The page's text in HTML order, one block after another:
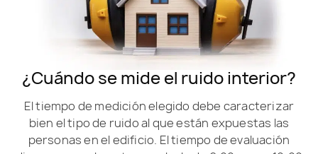
¿Cuándo se mide el ruido interior?
El tiempo de medición elegido debe caracterizar
bien el tipo de ruido al que están expuestas las
personas en el edificio. El tiempo de evaluación